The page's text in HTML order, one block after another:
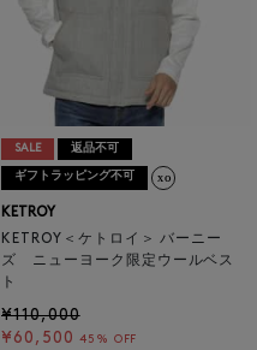
SALE 返品不可
ギフトラッピング不可
KETROY
KETROY＜ケトロイ＞ バーニー
ズ ニューヨーク限定ウールベス
ト
¥110,000
¥60,500 45% OFF